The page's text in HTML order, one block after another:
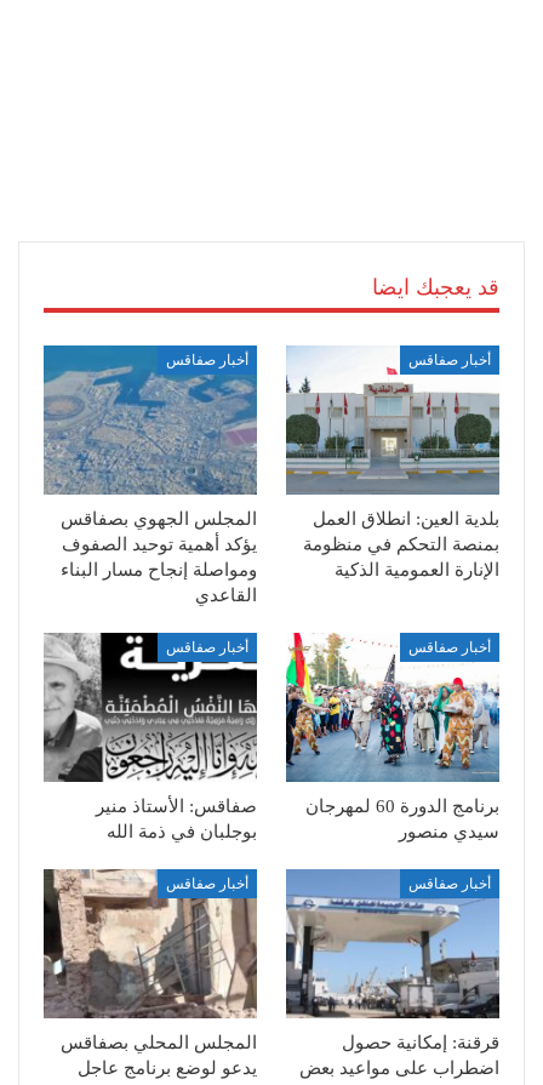
قد يعجبك ايضا
أخبار صفاقس
بلدية العين: انطلاق العمل
بمنصة التحكم في منظومة
الإنارة العمومية الذكية
أخبار صفاقس
المجلس الجهوي بصفاقس
يؤكد أهمية توحيد الصفوف
ومواصلة إنجاح مسار البناء
القاعدي
أخبار صفاقس
برنامج الدورة 60 لمهرجان
سيدي منصور
أخبار صفاقس
صفاقس: الأستاذ منير
بوجلبان في ذمة الله
أخبار صفاقس
قرقنة: إمكانية حصول
اضطراب على مواعيد بعض
أخبار صفاقس
المجلس المحلي بصفاقس
يدعو لوضع برنامج عاجل